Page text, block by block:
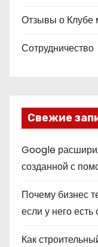
Отзывы о Клубе
Сотрудничество
Свежие
Google
созданной с
Почему бизнес
если у него есть
Как